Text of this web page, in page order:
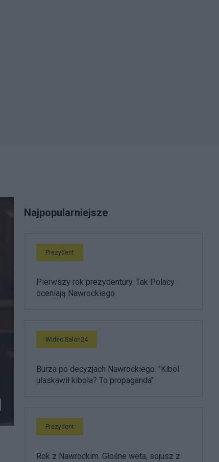
Najpopularniejsze
Prezydent
Pierwszy rok prezydentury. Tak Polacy
oceniają Nawrockiego
Wideo Salon24
Burza po decyzjach Nawrockiego. "Kibol
ułaskawił kibola? To propaganda"
Prezydent
Rok z Nawrockim. Głośne weta, sojusz z